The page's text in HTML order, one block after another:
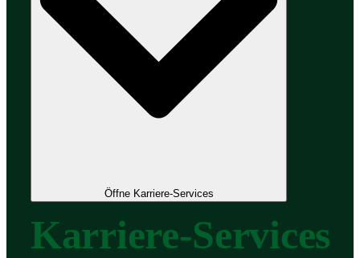
Öffne Karriere-Services
Karriere-Services